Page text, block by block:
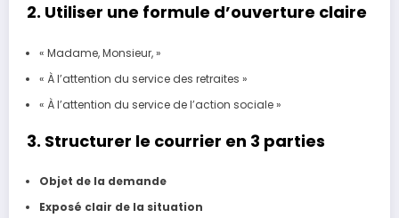
2. Utiliser une formule d’ouverture claire
« Madame, Monsieur, »
« À l’attention du service des retraites »
« À l’attention du service de l’action sociale »
3. Structurer le courrier en 3 parties
Objet de la demande
Exposé clair de la situation